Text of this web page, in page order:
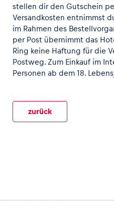
Events
Erlebnisse
stellen dir den Gutschein
Versandkosten entnimmst
im Rahmen des
per Post übernimmt das
Ring keine Haftung für die
Postweg. Zum Einkauf im
Personen ab dem 18.
zurück